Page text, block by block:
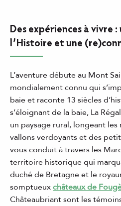
Des expériences à vivre
l’Histoire et une
L’aventure débute au Mont
mondialement connu qui
baie et raconte 13 siècles
s’éloignant de la baie, La
un paysage rural, longeant
vallons verdoyants et des
vous conduit à travers les
territoire historique qui
duché de Bretagne et le
somptueuxchâteaux de
Châteaubriant sont les